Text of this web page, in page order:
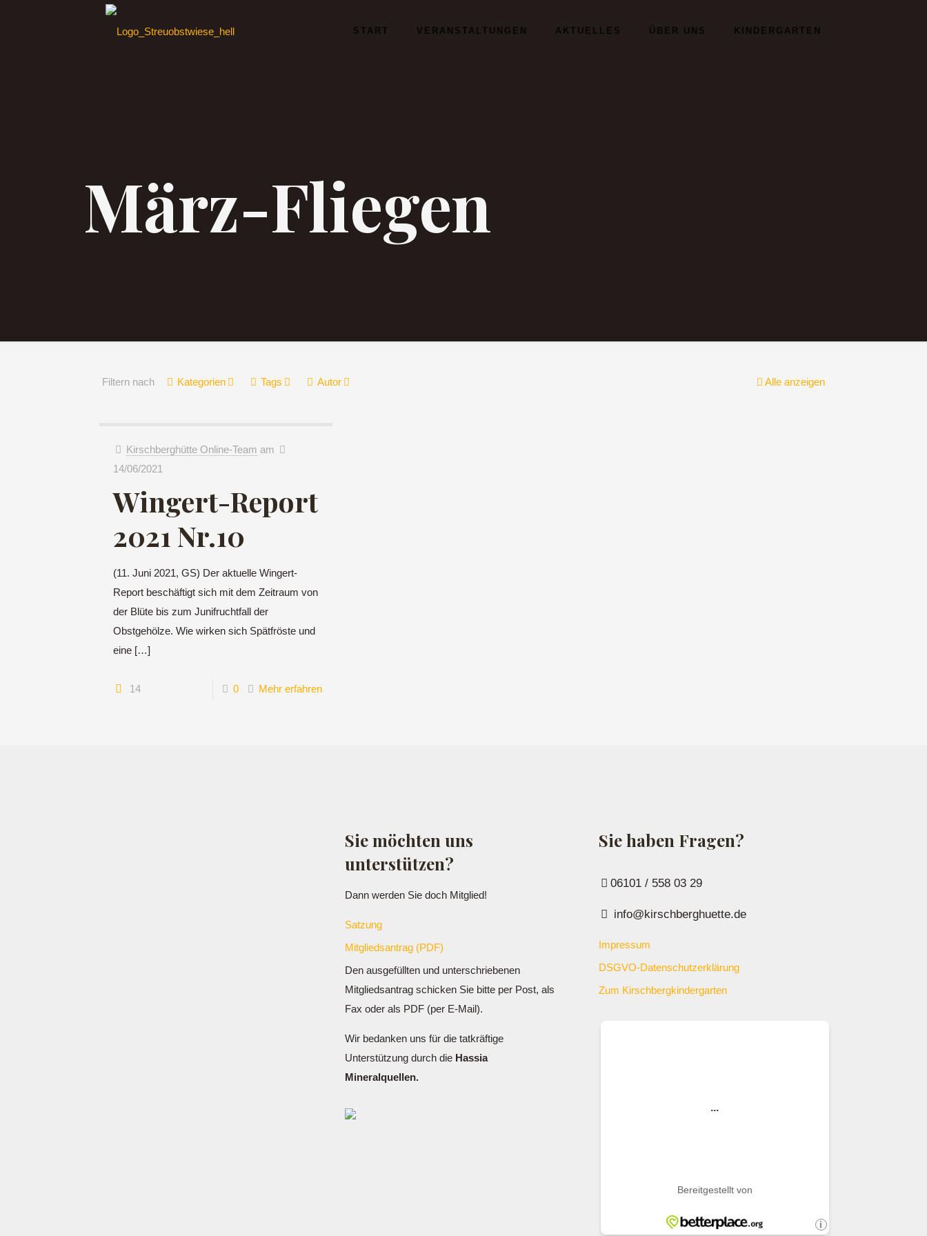
START VERANSTALTUNGEN AKTUELLES ÜBER UNS KINDERGARTEN
März-Fliegen
Filtern nach Kategorien Tags Autor Alle anzeigen
Kirschberghütte Online-Team am
14/06/2021
Wingert-Report
2021 Nr.10
(11. Juni 2021, GS) Der aktuelle Wingert-
Report beschäftigt sich mit dem Zeitraum von
der Blüte bis zum Junifruchtfall der
Obstgehölze. Wie wirken sich Spätfröste und
eine[…]
14 0 Mehr erfahren
Sie möchten uns
unterstützen?
Dann werden Sie doch Mitglied!
Satzung
Mitgliedsantrag (PDF)
Den ausgefüllten und unterschriebenen
Mitgliedsantrag schicken Sie bitte per Post, als
Fax oder als PDF (per E-Mail).
Wir bedanken uns für die tatkräftige
Unterstützung durch die Hassia
Mineralquellen.
Sie haben Fragen?
06101 / 558 03 29
info@kirschberghuette.de
Impressum
DSGVO-Datenschutzerklärung
Zum Kirschbergkindergarten